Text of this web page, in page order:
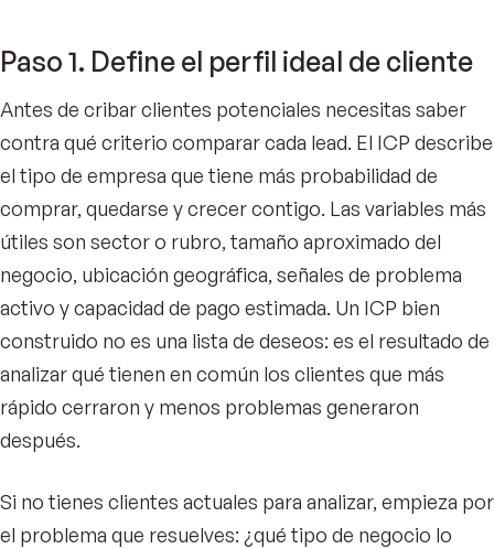
Paso 1. Define el perfil ideal de cliente
Antes de cribar clientes potenciales necesitas saber
contra qué criterio comparar cada lead. El ICP describe
el tipo de empresa que tiene más probabilidad de
comprar, quedarse y crecer contigo. Las variables más
útiles son sector o rubro, tamaño aproximado del
negocio, ubicación geográfica, señales de problema
activo y capacidad de pago estimada. Un ICP bien
construido no es una lista de deseos: es el resultado de
analizar qué tienen en común los clientes que más
rápido cerraron y menos problemas generaron
después.
Si no tienes clientes actuales para analizar, empieza por
el problema que resuelves: ¿qué tipo de negocio lo